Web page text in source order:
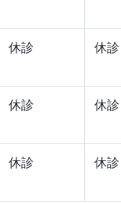
休診 休診
休診 休診
休診 休診